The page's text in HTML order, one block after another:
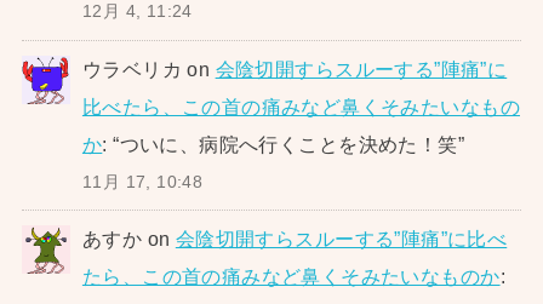
12月 4, 11:24
ウラベリカ on 会陰切開すらスルーする”陣痛”に
比べたら、この首の痛みなど鼻くそみたいなもの
か: “ついに、病院へ行くことを決めた！笑”
11月 17, 10:48
あすか on 会陰切開すらスルーする”陣痛”に比べ
たら、この首の痛みなど鼻くそみたいなものか: